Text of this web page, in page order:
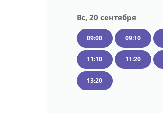
Вс, 20 сентября
09:00 09:10
11:10 11:20
13:20